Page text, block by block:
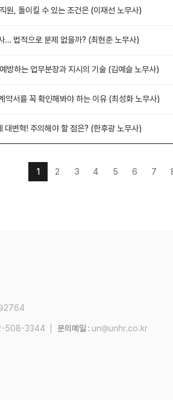
원, 돌이킬 수 있는 조건은 (이재선 노무사)
… 법적으로 문제 없을까? (최현준 노무사)
방하는 업무분장과 지시의 기술 (김예슬 노무사)
서를 꼭 확인해봐야 하는 이유 (최성화 노무사)
대변혁! 주의해야 할 점은? (한후광 노무사)
1 2 3 4 5 6 7
508-3344 문의메일 : un@unhr.co.kr